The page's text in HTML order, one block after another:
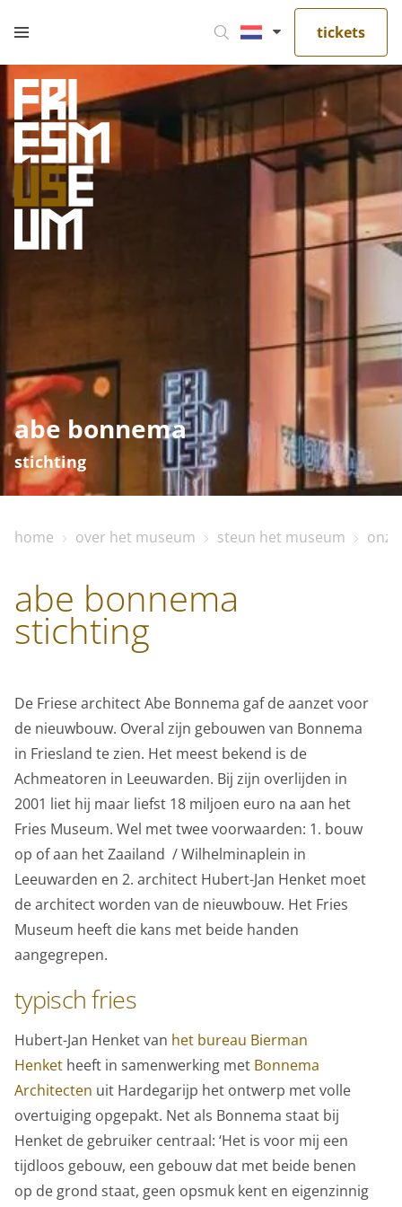
tickets
home
bezoekinfo
collectie
onderwijs
over het museum
abe bonnema
stichting
home over het museum steun het museum
abe bonnema
stichting
De Friese architect Abe Bonnema gaf de aanzet voor
de nieuwbouw. Overal zijn gebouwen van Bonnema
in Friesland te zien. Het meest bekend is de
Achmeatoren in Leeuwarden. Bij zijn overlijden in
2001 liet hij maar liefst 18 miljoen euro na aan het
Fries Museum. Wel met twee voorwaarden: 1. bouw
op of aan het Zaailand / Wilhelminaplein in
Leeuwarden en 2. architect Hubert-Jan Henket moet
de architect worden van de nieuwbouw. Het Fries
Museum heeft die kans met beide handen
aangegrepen.
typisch fries
Hubert-Jan Henket van het bureau Bierman
Henket heeft in samenwerking met Bonnema
Architecten uit Hardegarijp het ontwerp met volle
overtuiging opgepakt. Net als Bonnema staat bij
Henket de gebruiker centraal: ‘Het is voor mij een
tijdloos gebouw, een gebouw dat met beide benen
op de grond staat, geen opsmuk kent en eigenzinnig
Privacy opties